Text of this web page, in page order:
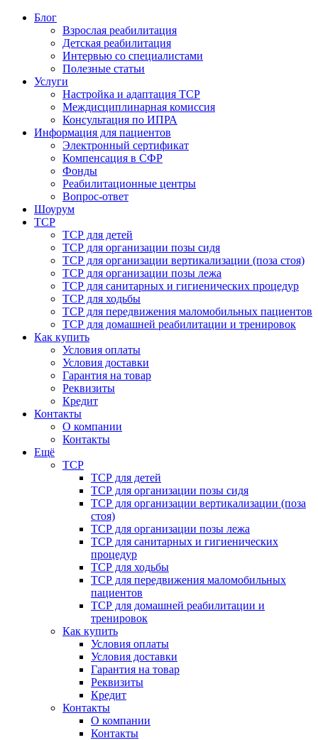
Блог
Взрослая реабилитация
Детская реабилитация
Интервью со специалистами
Полезные статьи
Услуги
Настройка и адаптация ТСР
Междисциплинарная комиссия
Консультация по ИПРА
Информация для пациентов
Электронный сертификат
Компенсация в СФР
Фонды
Реабилитационные центры
Вопрос-ответ
Шоурум
ТСР
ТСР для детей
ТСР для организации позы сидя
ТСР для организации вертикализации (поза стоя)
ТСР для организации позы лежа
ТСР для санитарных и гигиенических процедур
ТСР для ходьбы
ТСР для передвижения маломобильных пациентов
ТСР для домашней реабилитации и тренировок
Как купить
Условия оплаты
Условия доставки
Гарантия на товар
Реквизиты
Кредит
Контакты
О компании
Контакты
Ещё
ТСР
ТСР для детей
ТСР для организации позы сидя
ТСР для организации вертикализации (поза
стоя)
ТСР для организации позы лежа
ТСР для санитарных и гигиенических
процедур
ТСР для ходьбы
ТСР для передвижения маломобильных
пациентов
ТСР для домашней реабилитации и
тренировок
Как купить
Условия оплаты
Условия доставки
Гарантия на товар
Реквизиты
Кредит
Контакты
О компании
Контакты